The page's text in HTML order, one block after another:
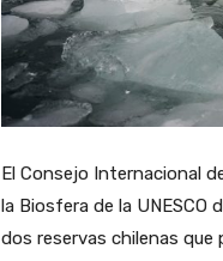
El Consejo Internacional
la Biosfera de la UNESCO
dos reservas chilenas que